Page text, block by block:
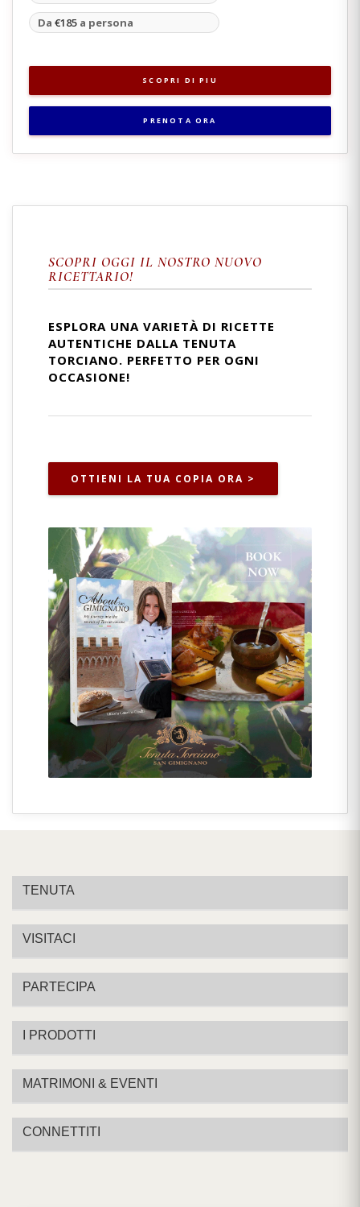
Da €185 a persona
SCOPRI DI PIU
PRENOTA ORA
SCOPRI OGGI IL NOSTRO NUOVO
RICETTARIO!
ESPLORA UNA VARIETÀ DI RICETTE
AUTENTICHE DALLA TENUTA
TORCIANO. PERFETTO PER OGNI
OCCASIONE!
OTTIENI LA TUA COPIA ORA >
TENUTA
VISITACI
PARTECIPA
I PRODOTTI
MATRIMONI & EVENTI
CONNETTITI